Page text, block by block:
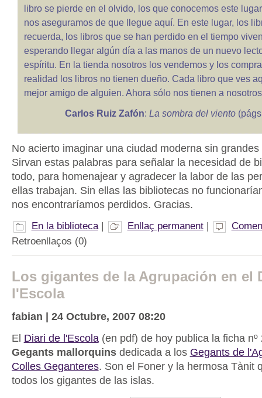
libro se pierde en el olvido, los que conocemos este
nos aseguramos de que llegue aquí. En este lugar, los
recuerda, los libros que se han perdido en el tiempo
esperando llegar algún día a las manos de un nuevo
espíritu. En la tienda nosotros los vendemos y los
realidad los libros no tienen dueño. Cada libro que ves
mejor amigo de alguien. Ahora sólo nos tienen a
Carlos Ruiz Zafón:La sombra del viento
No acierto imaginar una ciudad moderna sin
Sirvan estas palabras para señalar la necesidad de
todo, para homenajear y agradecer la labor de las
ellas trabajan. Sin ellas las bibliotecas no
nos encontraríamos perdidos. Gracias.
En la biblioteca| Enllaç permanent|
Retroenllaços (0)
Los gigantes de la Agrupación en el
l'Escola
fabian | 24 Octubre, 2007 08:20
El Diari de l'Escola(en pdf) de hoy publica la ficha nº
Gegants mallorquinsdedicada a los Gegants de
Colles Geganteres. Son el Foner y la hermosa Tànit
todos los gigantes de las islas.